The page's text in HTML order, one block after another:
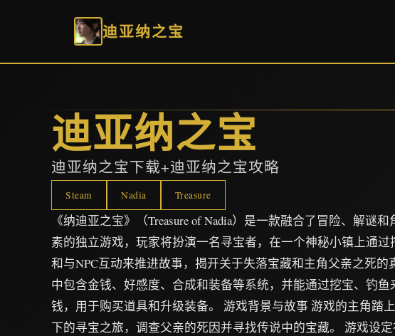
迪亚纳之宝
迪亚纳之宝
迪亚纳之宝下载+迪亚纳之宝攻略
Steam Nadia Treasure
《纳迪亚之宝》（Treasure of Nadia）是一款融合了冒险、解谜
素的独立游戏，玩家将扮演一名寻宝者，在一个神秘小镇上通过
和与NPC互动来推进故事，揭开关于失落宝藏和主角父亲之死的
中包含金钱、好感度、合成和装备等系统，并能通过挖宝、钓鱼
钱，用于购买道具和升级装备。 游戏背景与故事 游戏的主角踏
下的寻宝之旅，调查父亲的死因并寻找传说中的宝藏。 游戏设